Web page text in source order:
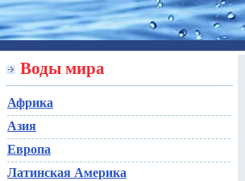
Воды мира
Африка
Азия
Европа
Латинская Америка